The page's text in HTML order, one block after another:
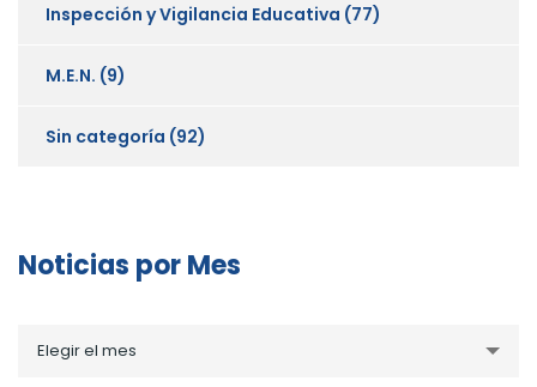
Inspección y Vigilancia Educativa (77)
M.E.N. (9)
Sin categoría (92)
Noticias por Mes
porElegir el mes